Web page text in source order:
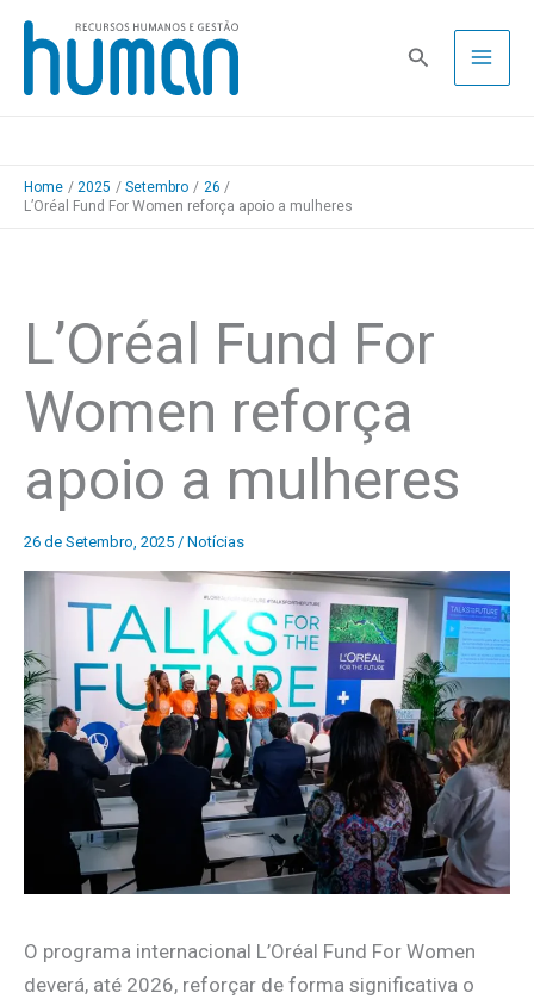
Skip
content
Pesquisa
Home 2025 Setembro
26
L’Oréal Fund For Women reforça apoio a mulheres
L’Oréal Fund For
Women reforça
apoio a mulheres
26 de Setembro, 2025 / Notícias
O programa internacional L’Oréal Fund For Women
deverá, até 2026, reforçar de forma significativa o